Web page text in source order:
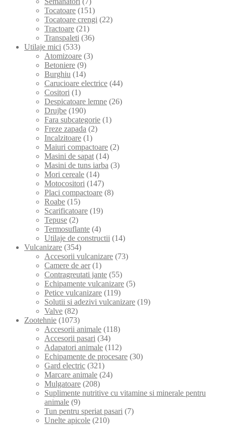
Tocatoare (151)
Tocatoare crengi (22)
Tractoare (21)
Transpaleti (36)
Utilaje mici (533)
Atomizoare (3)
Betoniere (9)
Burghiu (14)
Carucioare electrice (44)
Cositori (1)
Despicatoare lemne (26)
Drujbe (190)
Fara subcategorie (1)
Freze zapada (2)
Incalzitoare (1)
Maiuri compactoare (2)
Masini de sapat (14)
Masini de tuns iarba (3)
Mori cereale (14)
Motocositori (147)
Placi compactoare (8)
Roabe (15)
Scarificatoare (19)
Tepuse (2)
Termosuflante (4)
Utilaje de constructii (14)
Vulcanizare (354)
Accesorii vulcanizare (73)
Camere de aer (1)
Contragreutati jante (55)
Echipamente vulcanizare (5)
Petice vulcanizare (119)
Solutii si adezivi vulcanizare (19)
Valve (82)
Zootehnie (1073)
Accesorii animale (118)
Accesorii pasari (34)
Adapatori animale (112)
Echipamente de procesare (30)
Gard electric (321)
Marcare animale (24)
Mulgatoare (208)
Suplimente nutritive cu vitamine si minerale pentru
animale (9)
Tun pentru speriat pasari (7)
Unelte apicole (210)